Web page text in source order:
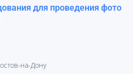
для проведения фото
на-Дону